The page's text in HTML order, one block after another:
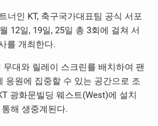
너인 KT, 축구국가대표팀 공식 서포
12일, 19일, 25일 총 3회에 걸쳐 서
를 개최한다.
대와 릴레이 스크린를 배치하여 팬
응원에 집중할 수 있는 공간으로 조
광화문빌딩 웨스트(West)에 설치
해 생중계된다.